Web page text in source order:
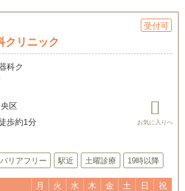
受付可
クリニック
区
歩約1分
バリアフリー 駅近 土曜診療 19時以降
月 火 水 木 金 土 日
祝